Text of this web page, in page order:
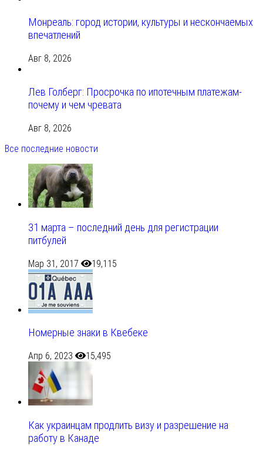
Монреаль: город истории, культуры и нескончаемых
впечатлений
Авг 8, 2026
Лев Голберг: Просрочка по ипотечным платежам-
почему и чем чревата
Авг 8, 2026
Все последние новости
31 марта – последний день для регистрации
питбулей
Мар 31, 2017 19,115
Номерные знаки в Квебеке
Апр 6, 2023 15,495
Как украинцам продлить визу и разрешение на
работу в Канаде